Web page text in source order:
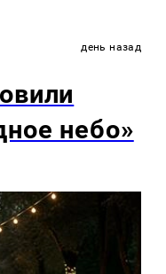
день назад
небо»